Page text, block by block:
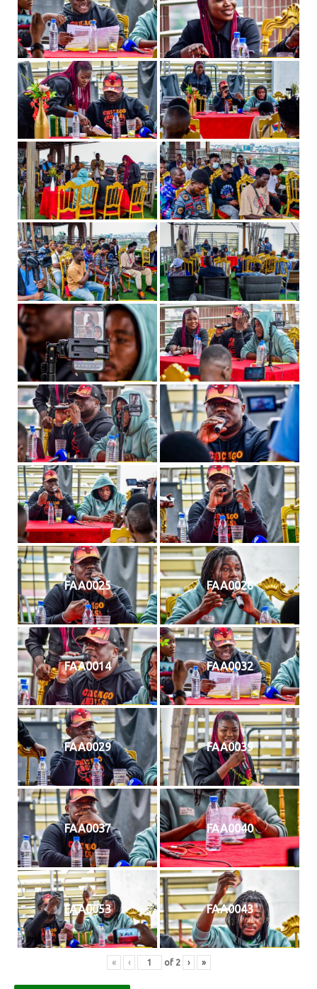
FAA0025 FAA0026
FAA0014 FAA0032
FAA0029 FAA0039
FAA0037 FAA0040
FAA0053 FAA0043
« ‹ of 2 › »